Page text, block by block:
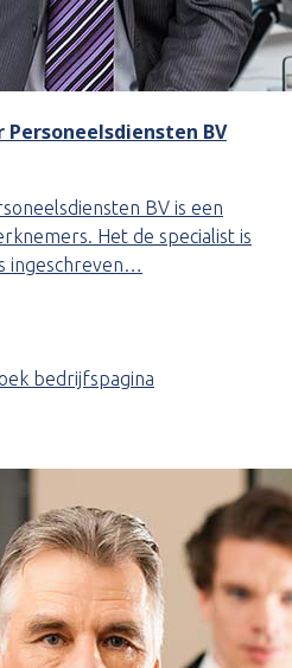
Personeelsdiensten BV
BV is een
Het de specialist is
ingeschreven…
bedrijfspagina